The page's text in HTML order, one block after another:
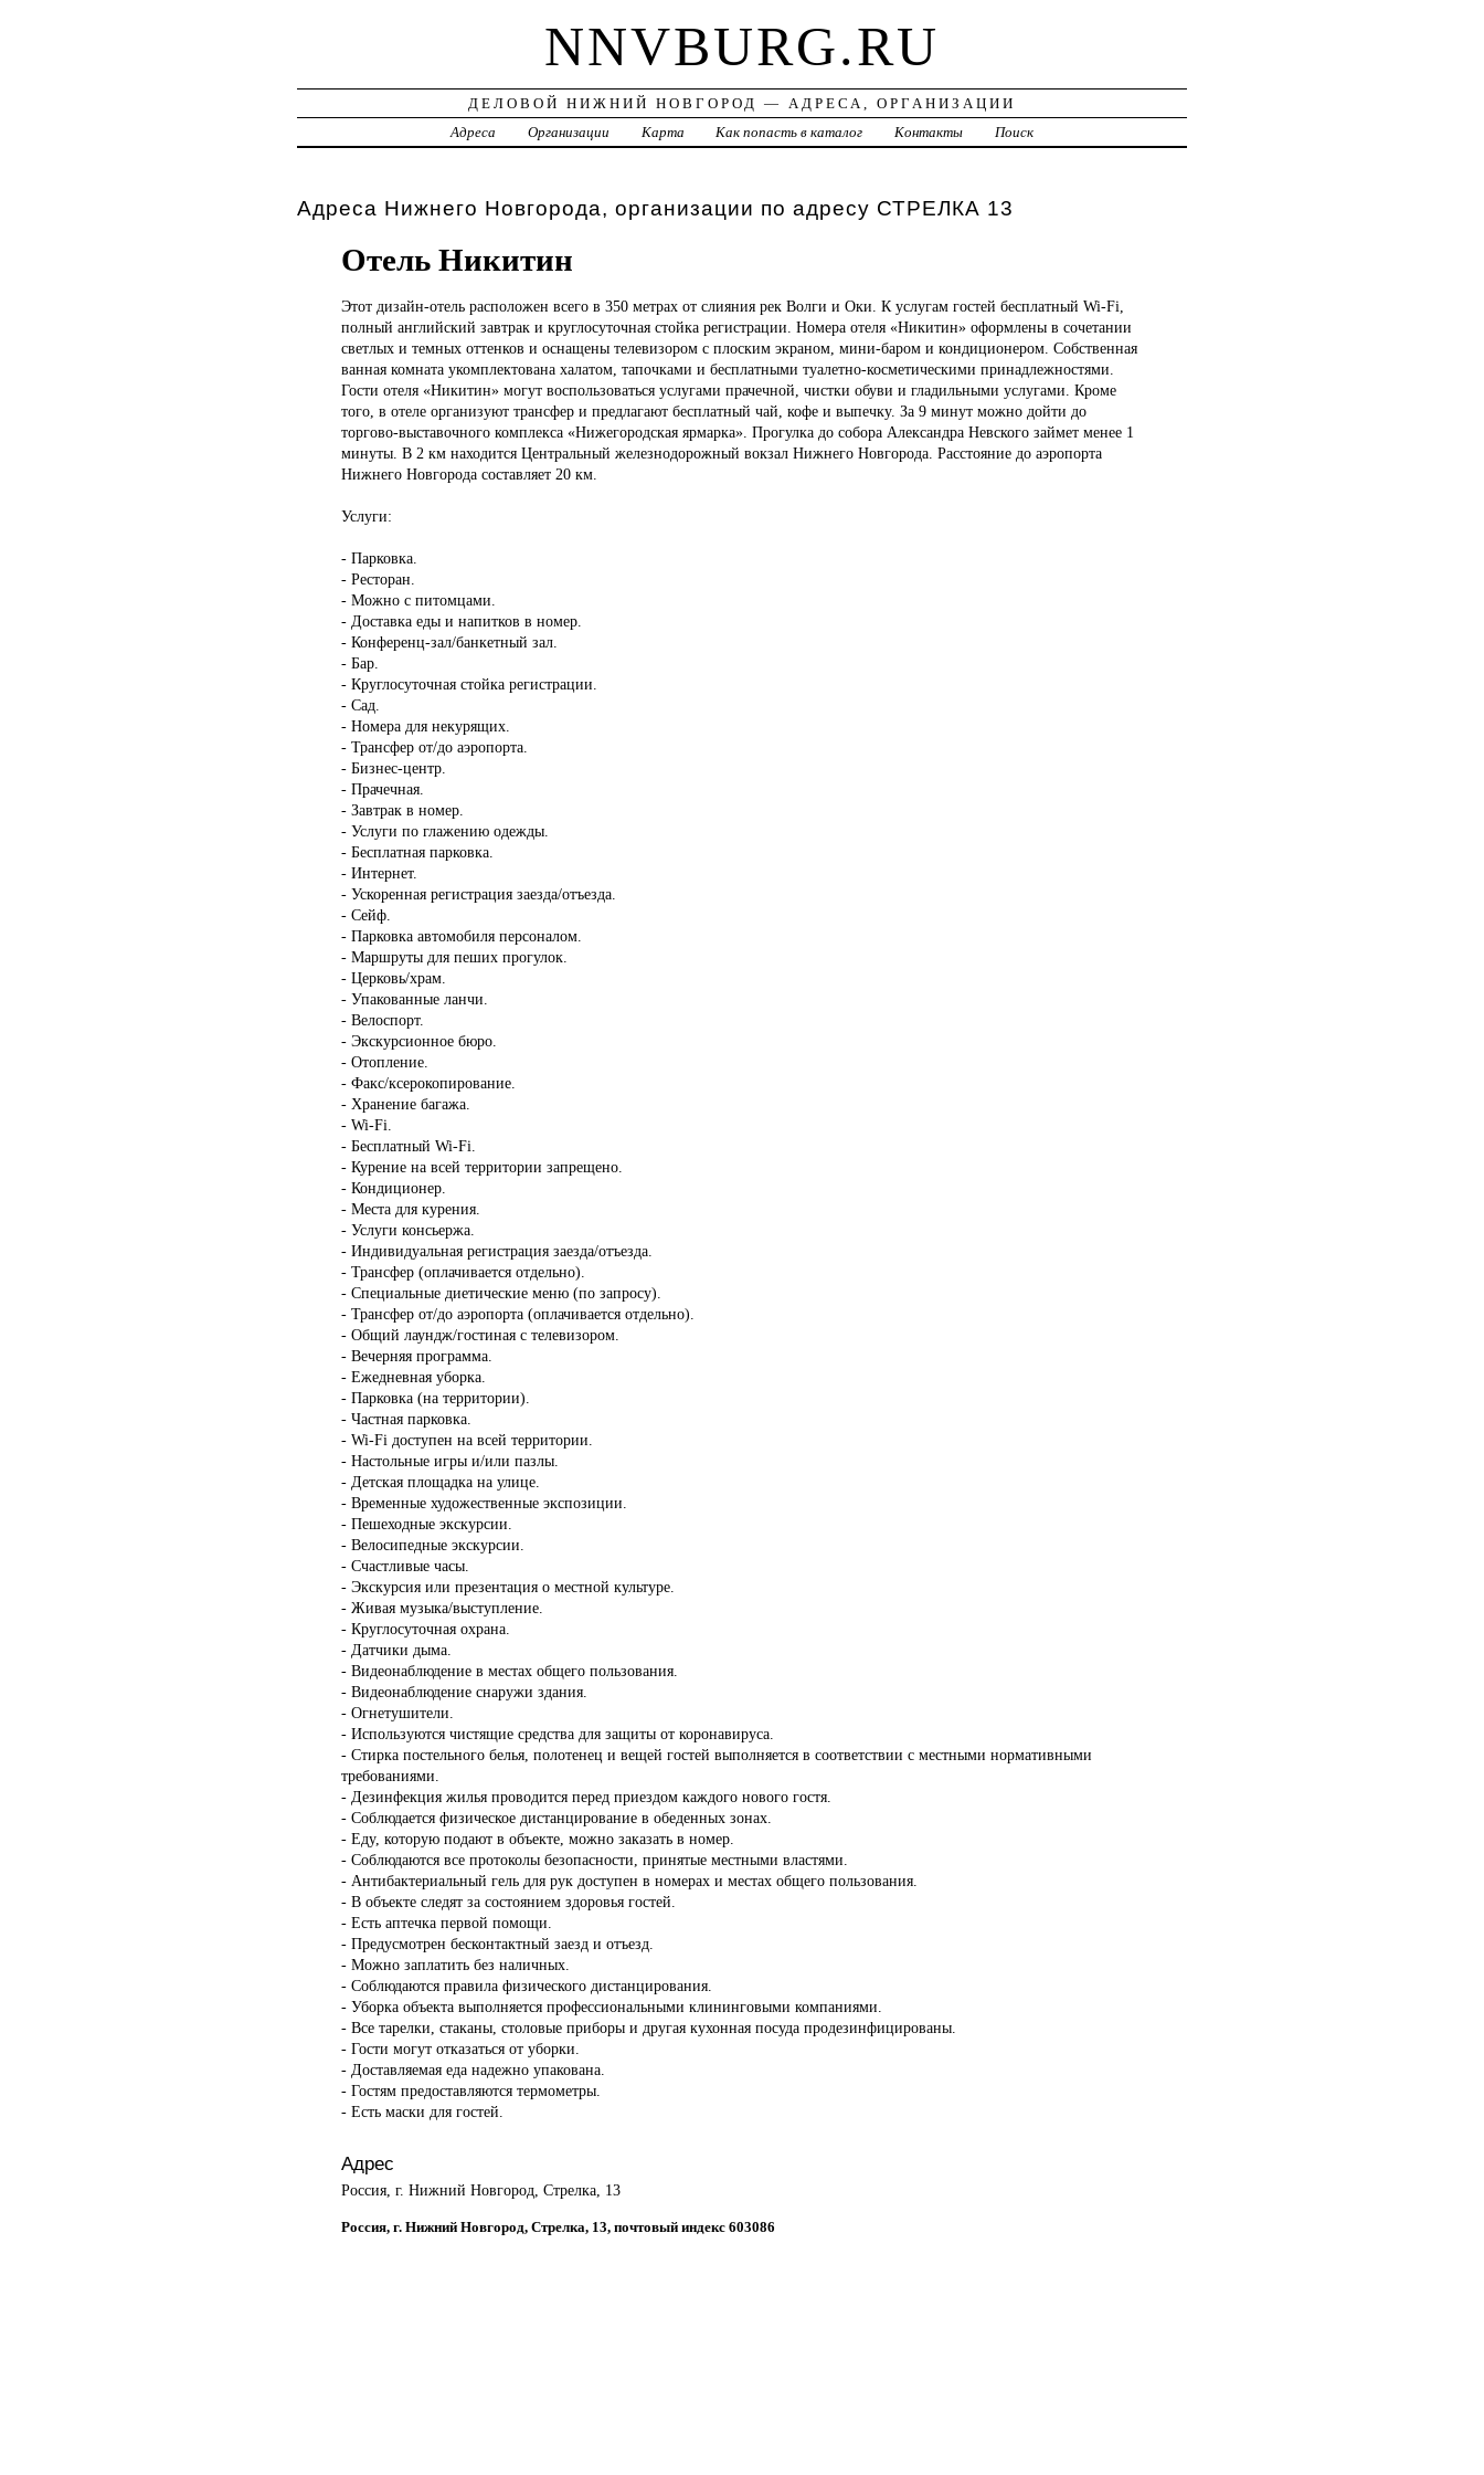
NNVBURG.RU
ДЕЛОВОЙ НИЖНИЙ НОВГОРОД — АДРЕСА, ОРГАНИЗАЦИИ
Адреса
Организации Карта Как попасть в каталог Контакты Поиск
Адреса Нижнего Новгорода, организации по адресу СТРЕЛКА 13
Отель Никитин
Этот дизайн-отель расположен всего в 350 метрах от слияния рек Волги и Оки. К услугам гостей бесплатный Wi-Fi,
полный английский завтрак и круглосуточная стойка регистрации. Номера отеля «Никитин» оформлены в сочетании
светлых и темных оттенков и оснащены телевизором с плоским экраном, мини-баром и кондиционером. Собственная
ванная комната укомплектована халатом, тапочками и бесплатными туалетно-косметическими принадлежностями.
Гости отеля «Никитин» могут воспользоваться услугами прачечной, чистки обуви и гладильными услугами. Кроме
того, в отеле организуют трансфер и предлагают бесплатный чай, кофе и выпечку. За 9 минут можно дойти до
торгово-выставочного комплекса «Нижегородская ярмарка». Прогулка до собора Александра Невского займет менее 1
минуты. В 2 км находится Центральный железнодорожный вокзал Нижнего Новгорода. Расстояние до аэропорта
Нижнего Новгорода составляет 20 км.
Услуги:
- Парковка.
- Ресторан.
- Можно с питомцами.
- Доставка еды и напитков в номер.
- Конференц-зал/банкетный зал.
- Бар.
- Круглосуточная стойка регистрации.
- Сад.
- Номера для некурящих.
- Трансфер от/до аэропорта.
- Бизнес-центр.
- Прачечная.
- Завтрак в номер.
- Услуги по глажению одежды.
- Бесплатная парковка.
- Интернет.
- Ускоренная регистрация заезда/отъезда.
- Сейф.
- Парковка автомобиля персоналом.
- Маршруты для пеших прогулок.
- Церковь/храм.
- Упакованные ланчи.
- Велоспорт.
- Экскурсионное бюро.
- Отопление.
- Факс/ксерокопирование.
- Хранение багажа.
- Wi-Fi.
- Бесплатный Wi-Fi.
- Курение на всей территории запрещено.
- Кондиционер.
- Места для курения.
- Услуги консьержа.
- Индивидуальная регистрация заезда/отъезда.
- Трансфер (оплачивается отдельно).
- Специальные диетические меню (по запросу).
- Трансфер от/до аэропорта (оплачивается отдельно).
- Общий лаундж/гостиная с телевизором.
- Вечерняя программа.
- Ежедневная уборка.
- Парковка (на территории).
- Частная парковка.
- Wi-Fi доступен на всей территории.
- Настольные игры и/или пазлы.
- Детская площадка на улице.
- Временные художественные экспозиции.
- Пешеходные экскурсии.
- Велосипедные экскурсии.
- Счастливые часы.
- Экскурсия или презентация о местной культуре.
- Живая музыка/выступление.
- Круглосуточная охрана.
- Датчики дыма.
- Видеонаблюдение в местах общего пользования.
- Видеонаблюдение снаружи здания.
- Огнетушители.
- Используются чистящие средства для защиты от коронавируса.
- Стирка постельного белья, полотенец и вещей гостей выполняется в соответствии с местными нормативными
требованиями.
- Дезинфекция жилья проводится перед приездом каждого нового гостя.
- Соблюдается физическое дистанцирование в обеденных зонах.
- Еду, которую подают в объекте, можно заказать в номер.
- Соблюдаются все протоколы безопасности, принятые местными властями.
- Антибактериальный гель для рук доступен в номерах и местах общего пользования.
- В объекте следят за состоянием здоровья гостей.
- Есть аптечка первой помощи.
- Предусмотрен бесконтактный заезд и отъезд.
- Можно заплатить без наличных.
- Соблюдаются правила физического дистанцирования.
- Уборка объекта выполняется профессиональными клининговыми компаниями.
- Все тарелки, стаканы, столовые приборы и другая кухонная посуда продезинфицированы.
- Гости могут отказаться от уборки.
- Доставляемая еда надежно упакована.
- Гостям предоставляются термометры.
- Есть маски для гостей.
Адрес
Россия, г. Нижний Новгород, Стрелка, 13
Россия, г. Нижний Новгород, Стрелка, 13, почтовый индекс 603086